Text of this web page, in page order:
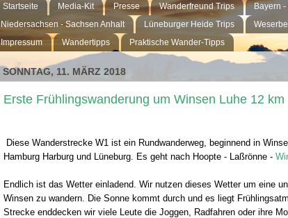
Startseite Media-Kit Presse Wanderfreund Trips Bayern -
Niedersachsen - Sachsen Anhalt
Lüneburger Heide Trips
Impressum
Wandertipps Praktische Wander-Tipps
SONNTAG, 11. MÄRZ 2018
Erste Frühlingswanderung um Winsen Luhe 12 km
Diese Wanderstrecke W1 ist ein Rundwanderweg, beginnend in
Hamburg Harburg und Lüneburg. Es geht nach Hoopte - Laßrönne -
Endlich ist das Wetter einladend. Wir nutzen dieses Wetter um eine
Winsen zu wandern. Die Sonne kommt durch und es liegt
Strecke enddecken wir viele Leute die Joggen, Radfahren oder ihre